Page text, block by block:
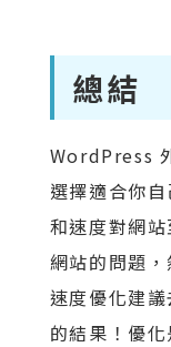
總結
WordPress
選擇適合你
和速度對網
網站的問題
速度優化建
的結果！優